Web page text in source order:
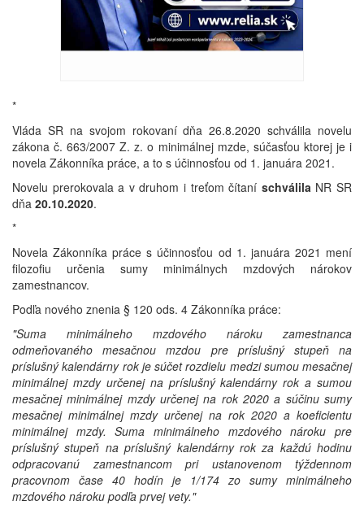
*
Vláda SR na svojom rokovaní dňa 26.8.2020 schválila novelu
zákona č. 663/2007 Z. z. o minimálnej mzde, súčasťou ktorej je i
novela Zákonníka práce, a to s účinnosťou od 1. januára 2021.
Novelu prerokovala a v druhom i treťom čítaní schválilaNR SR
dňa 20.10.2020.
*
Novela Zákonníka práce s účinnosťou od 1. januára 2021 mení
filozofiu určenia sumy minimálnych mzdových nárokov
zamestnancov.
Podľa nového znenia § 120 ods. 4 Zákonníka práce:
"Suma minimálneho mzdového nároku zamestnanca
odmeňovaného mesačnou mzdou pre príslušný stupeň na
príslušný kalendárny rok je súčet rozdielu medzi sumou mesačnej
minimálnej mzdy určenej na príslušný kalendárny rok a sumou
mesačnej minimálnej mzdy určenej na rok 2020 a súčinu sumy
mesačnej minimálnej mzdy určenej na rok 2020 a koeficientu
minimálnej mzdy. Suma minimálneho mzdového nároku pre
príslušný stupeň na príslušný kalendárny rok za každú hodinu
odpracovanú zamestnancom pri ustanovenom týždennom
pracovnom čase 40 hodín je 1/174 zo sumy minimálneho
mzdového nároku podľa prvej vety."